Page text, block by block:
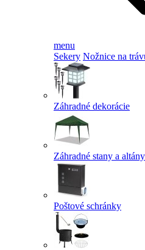
menu
Sekery Nožnice na
Záhradné dekorácie
Záhradné stany a altány
Poštové schránky